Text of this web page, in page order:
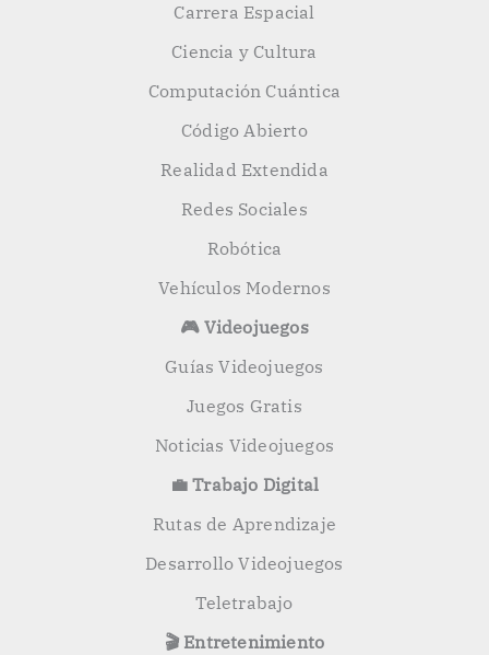
Carrera Espacial
Ciencia y Cultura
Computación Cuántica
Código Abierto
Realidad Extendida
Redes Sociales
Robótica
Vehículos Modernos
🎮 Videojuegos
Guías Videojuegos
Juegos Gratis
Noticias Videojuegos
💼 Trabajo Digital
Rutas de Aprendizaje
Desarrollo Videojuegos
Teletrabajo
🎬 Entretenimiento